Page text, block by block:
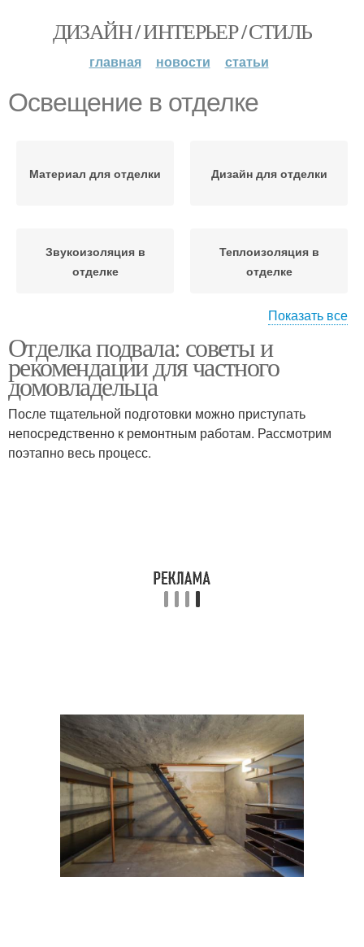
ДИЗАЙН / ИНТЕРЬЕР / СТИЛЬ
главная новости статьи
Освещение в отделке
Материал для отделки Дизайн для отделки
Звукоизоляция в
отделке
Теплоизоляция в
отделке
Материалы для отделки
Показать все
Отделка подвала: советы и
рекомендации для частного
домовладельца
После тщательной подготовки можно приступать
непосредственно к ремонтным работам. Рассмотрим
поэтапно весь процесс.